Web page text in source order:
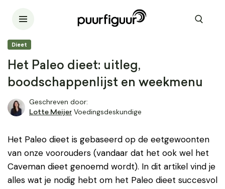
Dieet
Het Paleo dieet: uitleg,
boodschappenlijst en weekmenu
Geschreven door:
Lotte Meijer Voedingsdeskundige
Het Paleo dieet is gebaseerd op de eetgewoonten
van onze voorouders (vandaar dat het ook wel het
Caveman dieet genoemd wordt). In dit artikel vind je
alles wat je nodig hebt om het Paleo dieet succesvol